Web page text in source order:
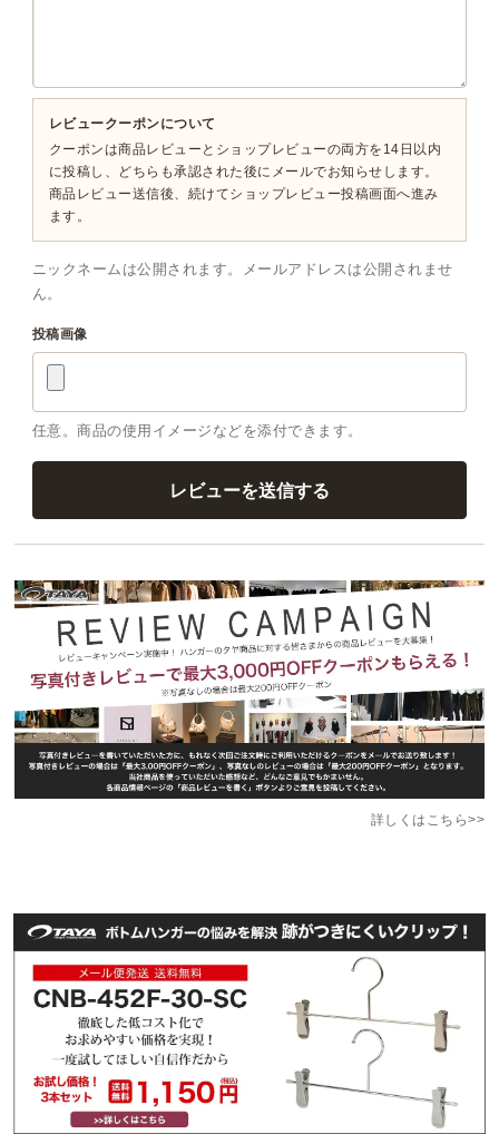
レビュークーポンについて
クーポンは商品レビューとショップレビューの両方を14日以内
に投稿し、どちらも承認された後にメールでお知らせします。
商品レビュー送信後、続けてショップレビュー投稿画面へ進み
ます。
ニックネームは公開されます。メールアドレスは公開されませ
ん。
投稿画像
任意。商品の使用イメージなどを添付できます。
詳しくはこちら>>